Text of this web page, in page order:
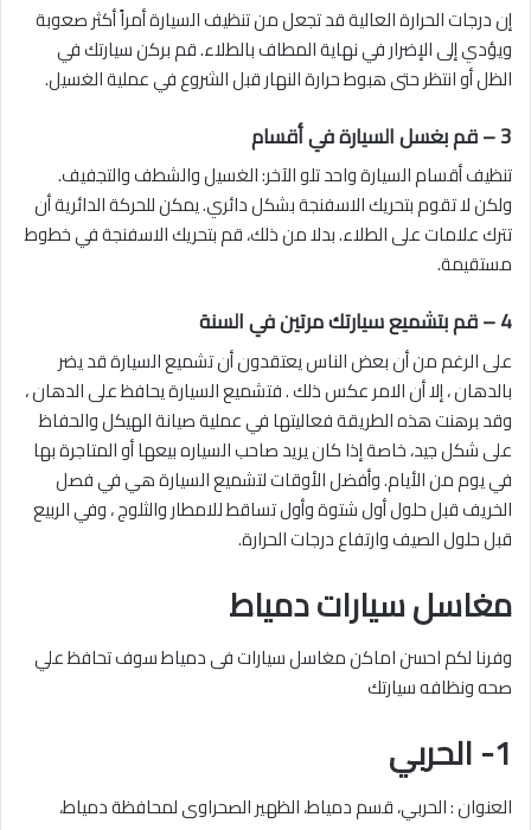
إن درجات الحرارة العالية قد تجعل من تنظيف السيارة أمراً أكثر صعوبة
ويؤدي إلى الإضرار في نهاية المطاف بالطلاء. قم بركن سيارتك في
الظل أو انتظر حتى هبوط حرارة النهار قبل الشروع في عملية الغسيل.
3 – قم بغسل السيارة في أقسام
تنظيف أقسام السيارة واحد تلو الآخر: الغسيل والشطف والتجفيف.
ولكن لا تقوم بتحريك الاسفنجة بشكل دائري. يمكن للحركة الدائرية أن
تترك علامات على الطلاء. بدلا من ذلك، قم بتحريك الاسفنجة في خطوط
مستقيمة.
4 – قم بتشميع سيارتك مرتين في السنة
على الرغم من أن بعض الناس يعتقدون أن تشميع السيارة قد يضر
بالدهان ، إلا أن الامر عكس ذلك . فتشميع السيارة يحافظ على الدهان ،
وقد برهنت هذه الطريقة فعاليتها في عملية صيانة الهيكل والحفاظ
على شكل جيد، خاصة إذا كان يريد صاحب السياره بيعها أو المتاجرة بها
في يوم من الأيام. وأفضل الأوقات لتشميع السيارة هي في فصل
الخريف قبل حلول أول شتوة وأول تساقط للامطار والثلوج ، وفي الربيع
قبل حلول الصيف وارتفاع درجات الحرارة.
مغاسل سيارات دمياط
وفرنا لكم احسن اماكن مغاسل سيارات فى دمياط سوف تحافظ علي
صحه ونظافه سيارتك
1- الحربي
العنوان : الحربي، قسم دمياط، الظهير الصحراوى لمحافظة دمياط،